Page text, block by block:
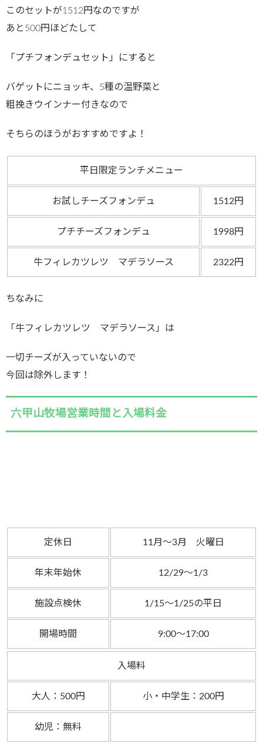
このセットが1512円なのですが
あと500円ほどたして
「プチフォンデュセット」にすると
バゲットにニョッキ、5種の温野菜と
粗挽きウインナー付きなので
そちらのほうがおすすめですよ！
平日限定ランチメニュー
お試しチーズフォンデュ 1512円
プチチーズフォンデュ 1998円
牛フィレカツレツ マデラソース 2322円
ちなみに
「牛フィレカツレツ マデラソース」は
一切チーズが入っていないので
今回は除外します！
六甲山牧場営業時間と入場料金
定休日 11月～3月 火曜日
年末年始休 12/29～1/3
施設点検休 1/15～1/25の平日
開場時間 9:00～17:00
入場料
大人：500円 小・中学生：200円
幼児：無料